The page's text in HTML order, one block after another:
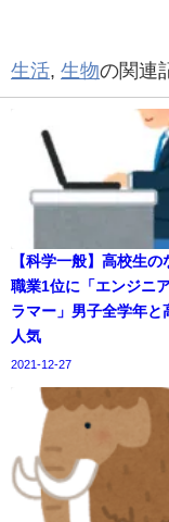
生活, 生物の関連
【科学一般】高校生の
職業1位に「エンジニ
ラマー」男子全学年と
人気
2021-12-27